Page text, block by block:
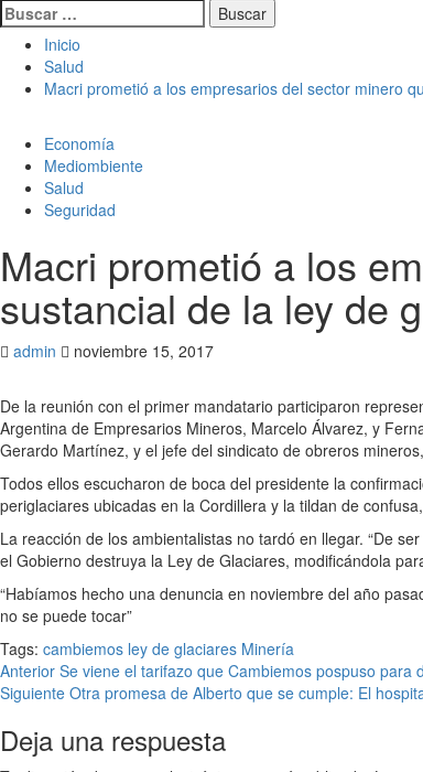
Inicio
Salud
Macri prometió a los empresarios del sector minero
Economía
Mediombiente
Salud
Seguridad
Macri prometió a los
sustancial de la ley de
admin noviembre 15, 2017
De la reunión con el primer mandatario participaron
Argentina de Empresarios Mineros, Marcelo Álvarez, y
Gerardo Martínez, y el jefe del sindicato de obreros
Todos ellos escucharon de boca del presidente la
periglaciares ubicadas en la Cordillera y la tildan de
La reacción de los ambientalistas no tardó en llegar. “De
el Gobierno destruya la Ley de Glaciares, modificándola
“Habíamos hecho una denuncia en noviembre del año
no se puede tocar”
Tags: cambiemos ley de glaciares Minería
Anterior Se viene el tarifazo que Cambiemos pospuso para
Siguiente Otra promesa de Alberto que se cumple: El
Deja una respuesta